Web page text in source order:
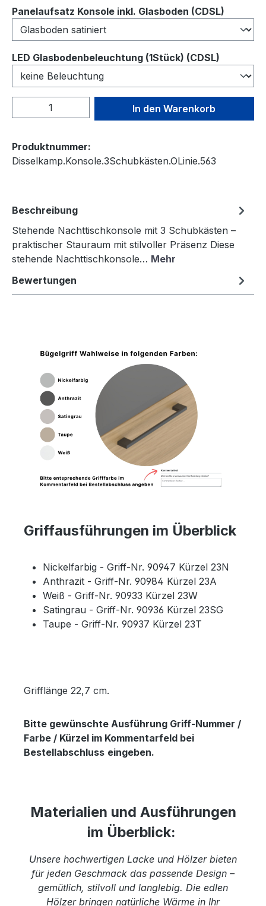
Panelaufsatz Konsole inkl. Glasboden (CDSL)
LED Glasbodenbeleuchtung (1Stück) (CDSL)
Produkt Anzahl: Gib denIn den Warenkorb
Produktnummer:
Disselkamp.Konsole.3Schubkästen.OLinie.563
Beschreibung
Stehende Nachttischkonsole mit 3 Schubkästen –
praktischer Stauraum mit stilvoller Präsenz Diese
stehende Nachttischkonsole… Mehr
Bewertungen
Griffausführungen im Überblick
Nickelfarbig - Griff-Nr. 90947 Kürzel 23N
Anthrazit - Griff-Nr. 90984 Kürzel 23A
Weiß - Griff-Nr. 90933 Kürzel 23W
Satingrau - Griff-Nr. 90936 Kürzel 23SG
Taupe - Griff-Nr. 90937 Kürzel 23T
Grifflänge 22,7 cm.
Bitte gewünschte Ausführung Griff-Nummer /
Farbe / Kürzel im Kommentarfeld bei
Bestellabschluss eingeben.
Materialien und Ausführungen
im Überblick:
Unsere hochwertigen Lacke und Hölzer bieten
für jeden Geschmack das passende Design –
gemütlich, stilvoll und langlebig. Die edlen
Hölzer bringen natürliche Wärme in Ihr